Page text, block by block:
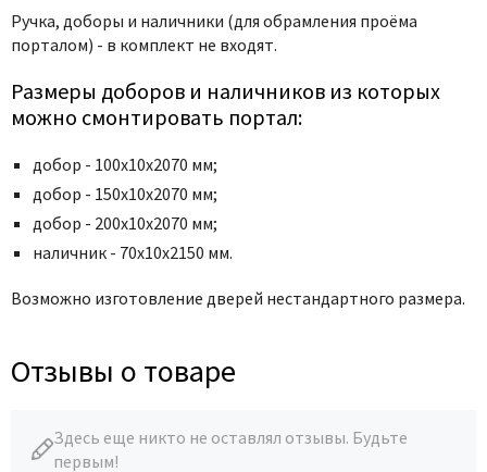
Profil Doors
Profilo Porte
Protector
Regidoors
Torex
Tupai
Uberture
Viporte
Ручка, доборы и наличники (для обрамления проёма
порталом) - в комплект не входят.
Размеры доборов и наличников из которых
можно смонтировать портал:
добор - 100х10х2070 мм;
добор - 150х10х2070 мм;
добор - 200х10х2070 мм;
наличник - 70х10х2150 мм.
Возможно изготовление дверей нестандартного размера.
Отзывы о товаре
Здесь еще никто не оставлял отзывы. Будьте
первым!